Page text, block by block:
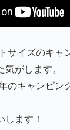
サイズのキャ
がします。
のキャンピン
します！